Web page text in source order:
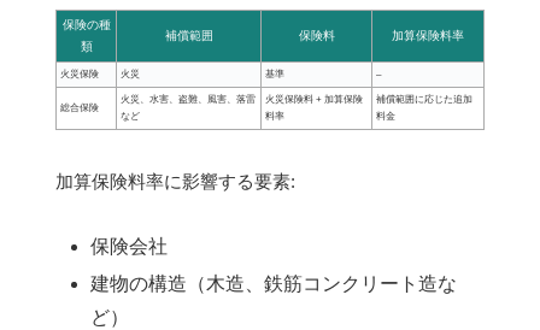
保険の種
類
補償範囲 保険料 加算保険料率
火災保険 火災 基準 –
総合保険
火災、水害、盗難、風害、落雷
など
火災保険料 + 加算保険
料率
補償範囲に応じた追加
料金
加算保険料率に影響する要素:
保険会社
建物の構造（木造、鉄筋コンクリート造な
ど）